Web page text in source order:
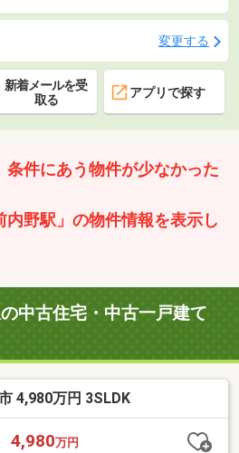
変更する
新着メールを受
取る
アプリで探す
条件にあう物件が少なかった
内野駅」の物件情報を表示し
中古住宅・中古一戸建て
4,980万円 3SLDK
4,980万円